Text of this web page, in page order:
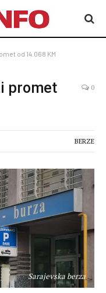
od 14.068 KM
promet
0
BERZE
Sarajevska berza